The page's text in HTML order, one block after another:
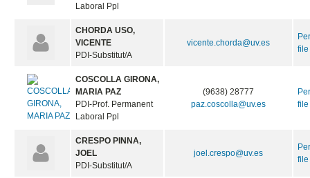
Laboral Ppl
CHORDA USO,
VICENTE
PDI-Substitut/A
vicente.chorda@uv.es
file
COSCOLLA GIRONA,
MARIA PAZ
PDI-Prof. Permanent
Laboral Ppl
(9638) 28777
paz.coscolla@uv.es
file
CRESPO PINNA,
JOEL
PDI-Substitut/A
joel.crespo@uv.es
file